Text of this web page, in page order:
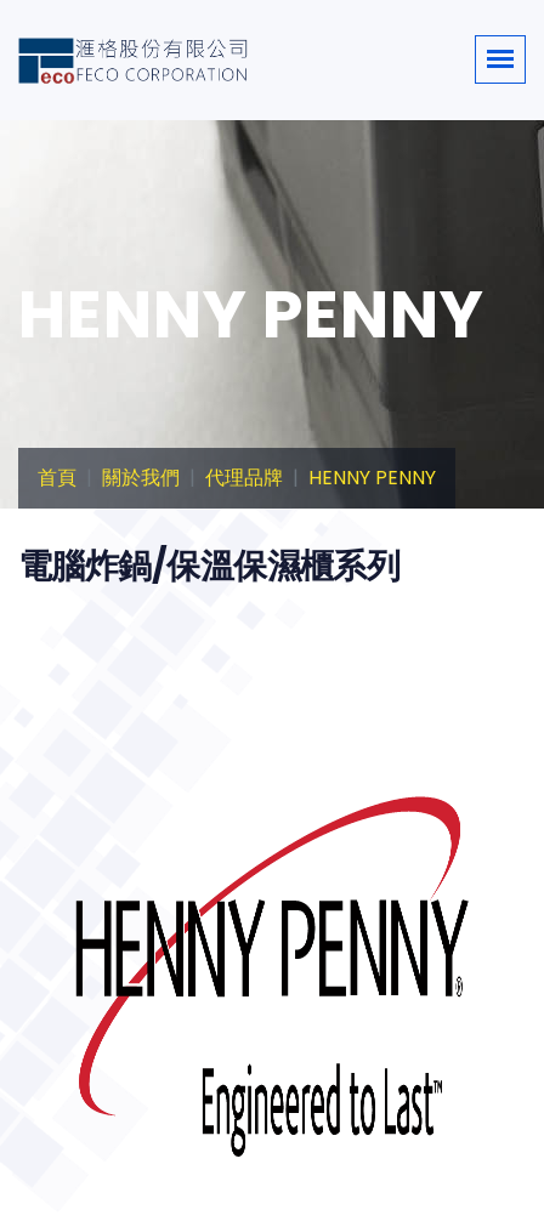
HENNY PENNY
首頁 關於我們 代理品牌 HENNY PENNY
電腦炸鍋/保溫保濕櫃系列